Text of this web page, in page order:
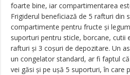
foarte bine, iar compartimentarea
Frigiderul beneficiază de 5 rafturi din
compartimente pentru fructe și
suporturi pentru sticle, borcane, cutii
rafturi și 3 coșuri de depozitare. Un
un congelator standard, ar fi faptul
vei găsi și pe ușă 5 suporturi, în care